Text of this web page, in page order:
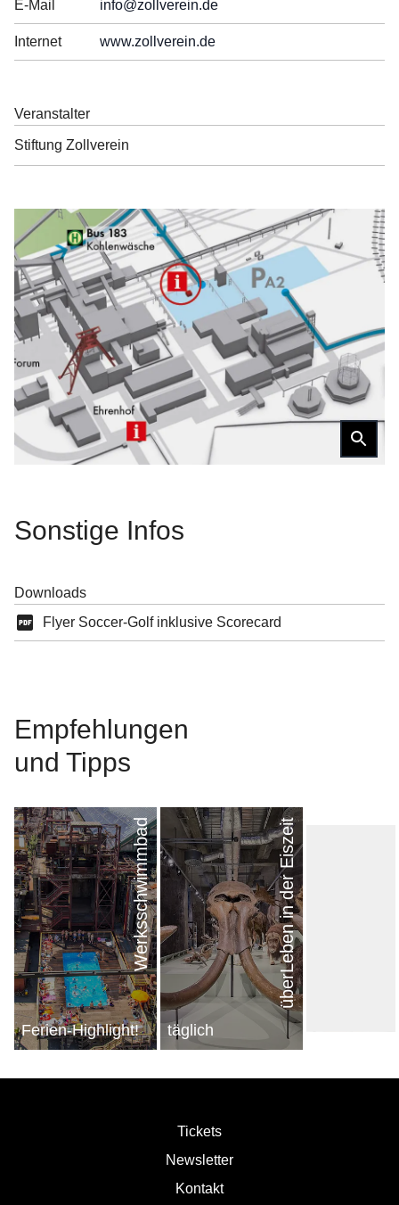
E-Mail info@zollverein.de
Internet www.zollverein.de
Veranstalter
Stiftung Zollverein
Sonstige Infos
Downloads
Flyer Soccer-Golf inklusive Scorecard
Empfehl­ungen
und Tipps
Werksschwimmbad
Ferien-Highlight!
überLeben in der Eiszeit
täglich
Tickets
Newsletter
Kontakt